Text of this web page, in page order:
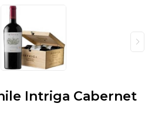
Intriga Cabernet